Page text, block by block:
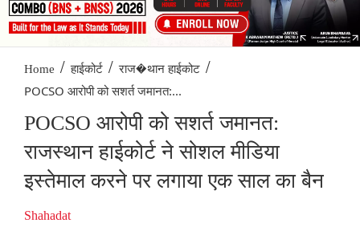
Home / हाईकोर्ट / राज�थान हाईकोट /
POCSO आरोपी को सशर्त जमानत:...
POCSO आरोपी को सशर्त जमानत:
राजस्थान हाईकोर्ट ने सोशल मीडिया
इस्तेमाल करने पर लगाया एक साल का बैन
Shahadat